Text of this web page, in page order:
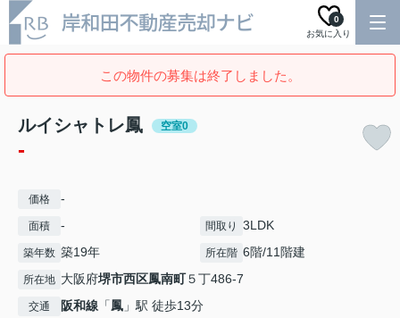
お気に入り
0
この物件の募集は終了しました。
ルイシャトレ鳳 空室0
-
価格 -
面積 - 間取り 3LDK
築年数 築19年 所在階 6階/11階建
所在地 大阪府堺市西区鳳南町５丁486-7
交通 阪和線 「鳳 」駅 徒歩13分